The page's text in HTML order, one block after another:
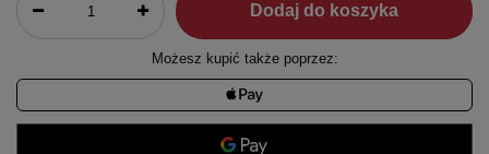
Dodaj do koszyka
Możesz kupić także poprzez: